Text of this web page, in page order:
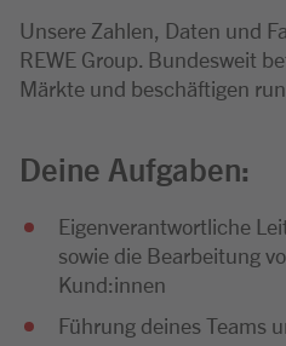
Unsere Zahlen, Daten und
REWE Group. Bundesweit
Märkte und beschäftigen
Deine Aufgaben:
Eigenverantwortliche
sowie die Bearbeitung
Kund:innen
Führung deines Teams